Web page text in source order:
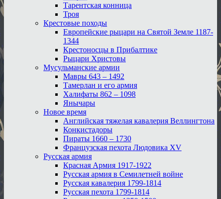
Тарентская конница
Троя
Крестовые походы
Европейские рыцари на Святой Земле 1187-
1344
Крестоносцы в Прибалтике
Рыцари Христовы
Мусульманские армии
Мавры 643 – 1492
Тамерлан и его армия
Халифаты 862 – 1098
Янычары
Новое время
Английская тяжелая кавалерия Веллингтона
Конкистадоры
Пираты 1660 – 1730
Французская пехота Людовика XV
Русская армия
Красная Армия 1917-1922
Русская армия в Семилетней войне
Русская кавалерия 1799-1814
Русская пехота 1799-1814